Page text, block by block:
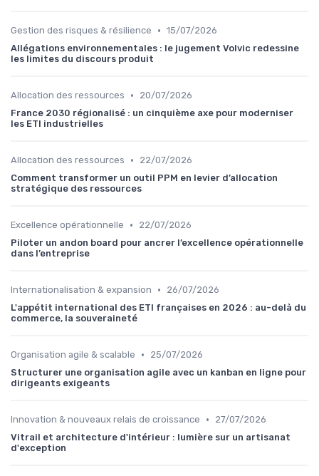
Gestion des risques & résilience • 15/07/2026
Allégations environnementales : le jugement Volvic redessine
les limites du discours produit
Allocation des ressources •
20/07/2026
France 2030 régionalisé : un cinquième axe pour moderniser
les ETI industrielles
Allocation des ressources •
22/07/2026
Comment transformer un outil PPM en levier d’allocation
stratégique des ressources
Excellence opérationnelle •
22/07/2026
Piloter un andon board pour ancrer l’excellence opérationnelle
dans l’entreprise
Internationalisation & expansion •
26/07/2026
L'appétit international des ETI françaises en 2026 : au-delà du
commerce, la souveraineté
Organisation agile & scalable •
25/07/2026
Structurer une organisation agile avec un kanban en ligne pour
dirigeants exigeants
Innovation & nouveaux relais de croissance •
27/07/2026
Vitrail et architecture d'intérieur : lumière sur un artisanat
d'exception